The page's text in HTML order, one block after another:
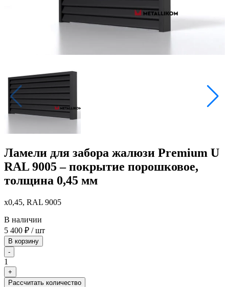
Ламели для забора жалюзи Premium U
RAL 9005 – покрытие порошковое,
толщина 0,45 мм
x0,45, RAL 9005
В наличии
5 400 ₽ / шт
В корзину
-
1
+
Рассчитать количество